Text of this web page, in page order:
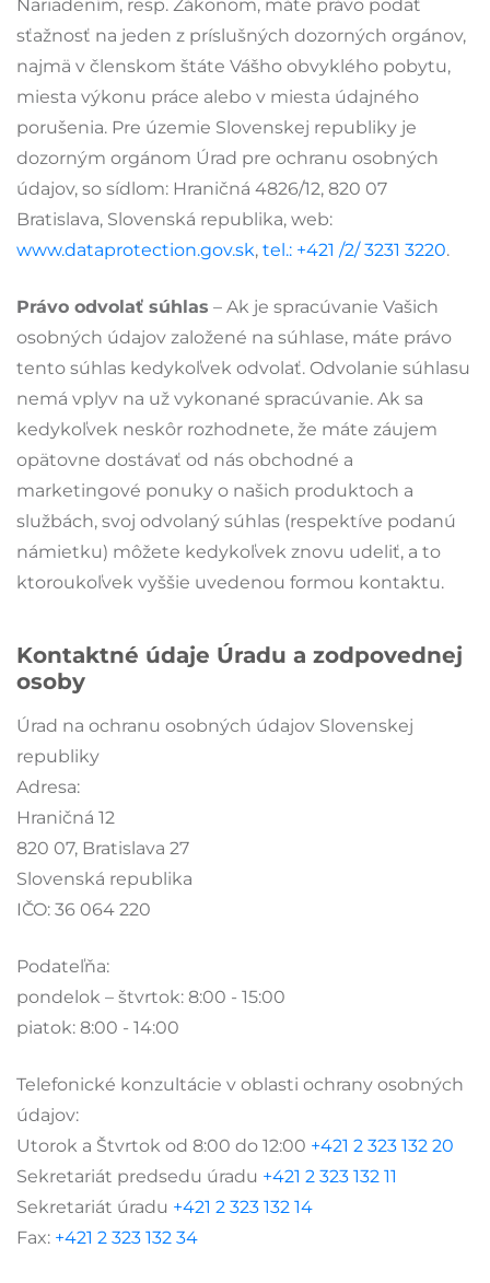
Nariadením, resp. Zákonom, máte právo podať
sťažnosť na jeden z príslušných dozorných orgánov,
najmä v členskom štáte Vášho obvyklého pobytu,
miesta výkonu práce alebo v miesta údajného
porušenia. Pre územie Slovenskej republiky je
dozorným orgánom Úrad pre ochranu osobných
údajov, so sídlom: Hraničná 4826/12, 820 07
Bratislava, Slovenská republika, web:
www.dataprotection.gov.sk, tel.: +421 /2/ 3231 3220.
Právo odvolať súhlas – Ak je spracúvanie Vašich
osobných údajov založené na súhlase, máte právo
tento súhlas kedykoľvek odvolať. Odvolanie súhlasu
nemá vplyv na už vykonané spracúvanie. Ak sa
kedykoľvek neskôr rozhodnete, že máte záujem
opätovne dostávať od nás obchodné a
marketingové ponuky o našich produktoch a
službách, svoj odvolaný súhlas (respektíve podanú
námietku) môžete kedykoľvek znovu udeliť, a to
ktoroukoľvek vyššie uvedenou formou kontaktu.
Kontaktné údaje Úradu a zodpovednej
osoby
Úrad na ochranu osobných údajov Slovenskej
republiky
Adresa:
Hraničná 12
820 07, Bratislava 27
Slovenská republika
IČO: 36 064 220
Podateľňa:
pondelok – štvrtok: 8:00 - 15:00
piatok: 8:00 - 14:00
Telefonické konzultácie v oblasti ochrany osobných
údajov:
Utorok a Štvrtok od 8:00 do 12:00 +421 2 323 132 20
Sekretariát predsedu úradu +421 2 323 132 11
Sekretariát úradu +421 2 323 132 14
Fax: +421 2 323 132 34